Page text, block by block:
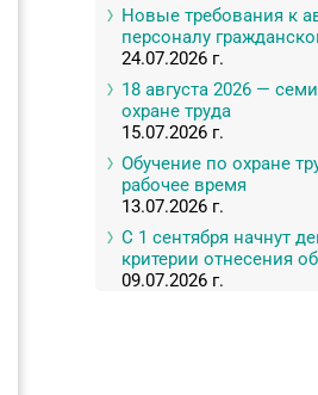
Новые требования к
персоналу
24.07.2026 г.
18 августа 2026 —
охране труда
15.07.2026 г.
Обучение по охране
рабочее время
13.07.2026 г.
С 1 сентября начнут
критерии отнесения
09.07.2026 г.